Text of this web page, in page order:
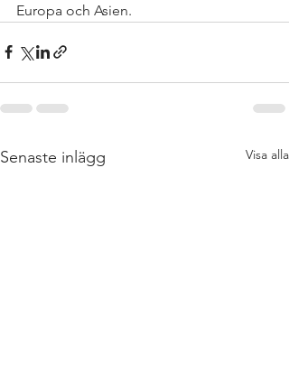
Europa och Asien.
Senaste inlägg Visa alla